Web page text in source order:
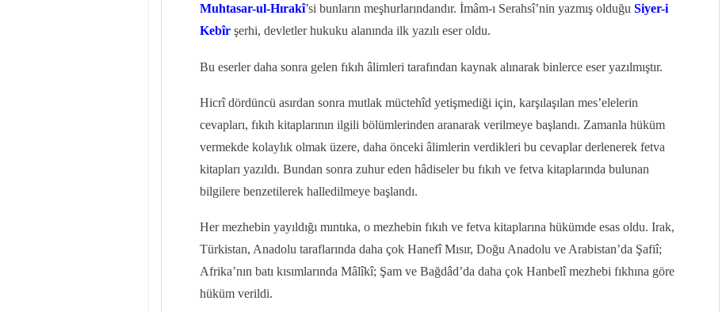
Muhtasar-ul-Hırakî’si bunların meşhurlarındandır. İmâm-ı Serahsî’nin yazmış olduğu Siyer-i
Kebîrşerhi, devletler hukuku alanında ilk yazılı eser oldu.
Bu eserler daha sonra gelen fıkıh âlimleri tarafından kaynak alınarak binlerce eser yazılmıştır.
Hicrî dördüncü asırdan sonra mutlak müctehîd yetişmediği için, karşılaşılan mes’elelerin
cevapları, fıkıh kitaplarının ilgili bölümlerinden aranarak verilmeye başlandı. Zamanla hüküm
vermekde kolaylık olmak üzere, daha önceki âlimlerin verdikleri bu cevaplar derlenerek fetva
kitapları yazıldı. Bundan sonra zuhur eden hâdiseler bu fıkıh ve fetva kitaplarında bulunan
bilgilere benzetilerek halledilmeye başlandı.
Her mezhebin yayıldığı mıntıka, o mezhebin fıkıh ve fetva kitaplarına hükümde esas oldu. Irak,
Türkistan, Anadolu taraflarında daha çok Hanefî Mısır, Doğu Anadolu ve Arabistan’da Şafiî;
Afrika’nın batı kısımlarında Mâlîkî; Şam ve Bağdâd’da daha çok Hanbelî mezhebi fıkhına göre
hüküm verildi.